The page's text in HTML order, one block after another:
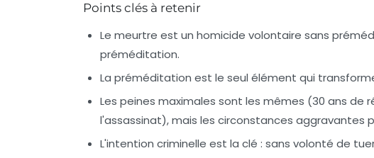
Points clés à retenir
Le meurtre est un homicide volontaire sans
préméditation.
La préméditation est le seul élément qui
Les peines maximales sont les mêmes (30 ans de
l'assassinat), mais les circonstances aggravantes
L'intention criminelle est la clé : sans volonté de